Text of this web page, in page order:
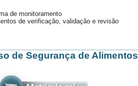
de monitoramento
de verificação, validação e revisão
de Segurança de Alimentos